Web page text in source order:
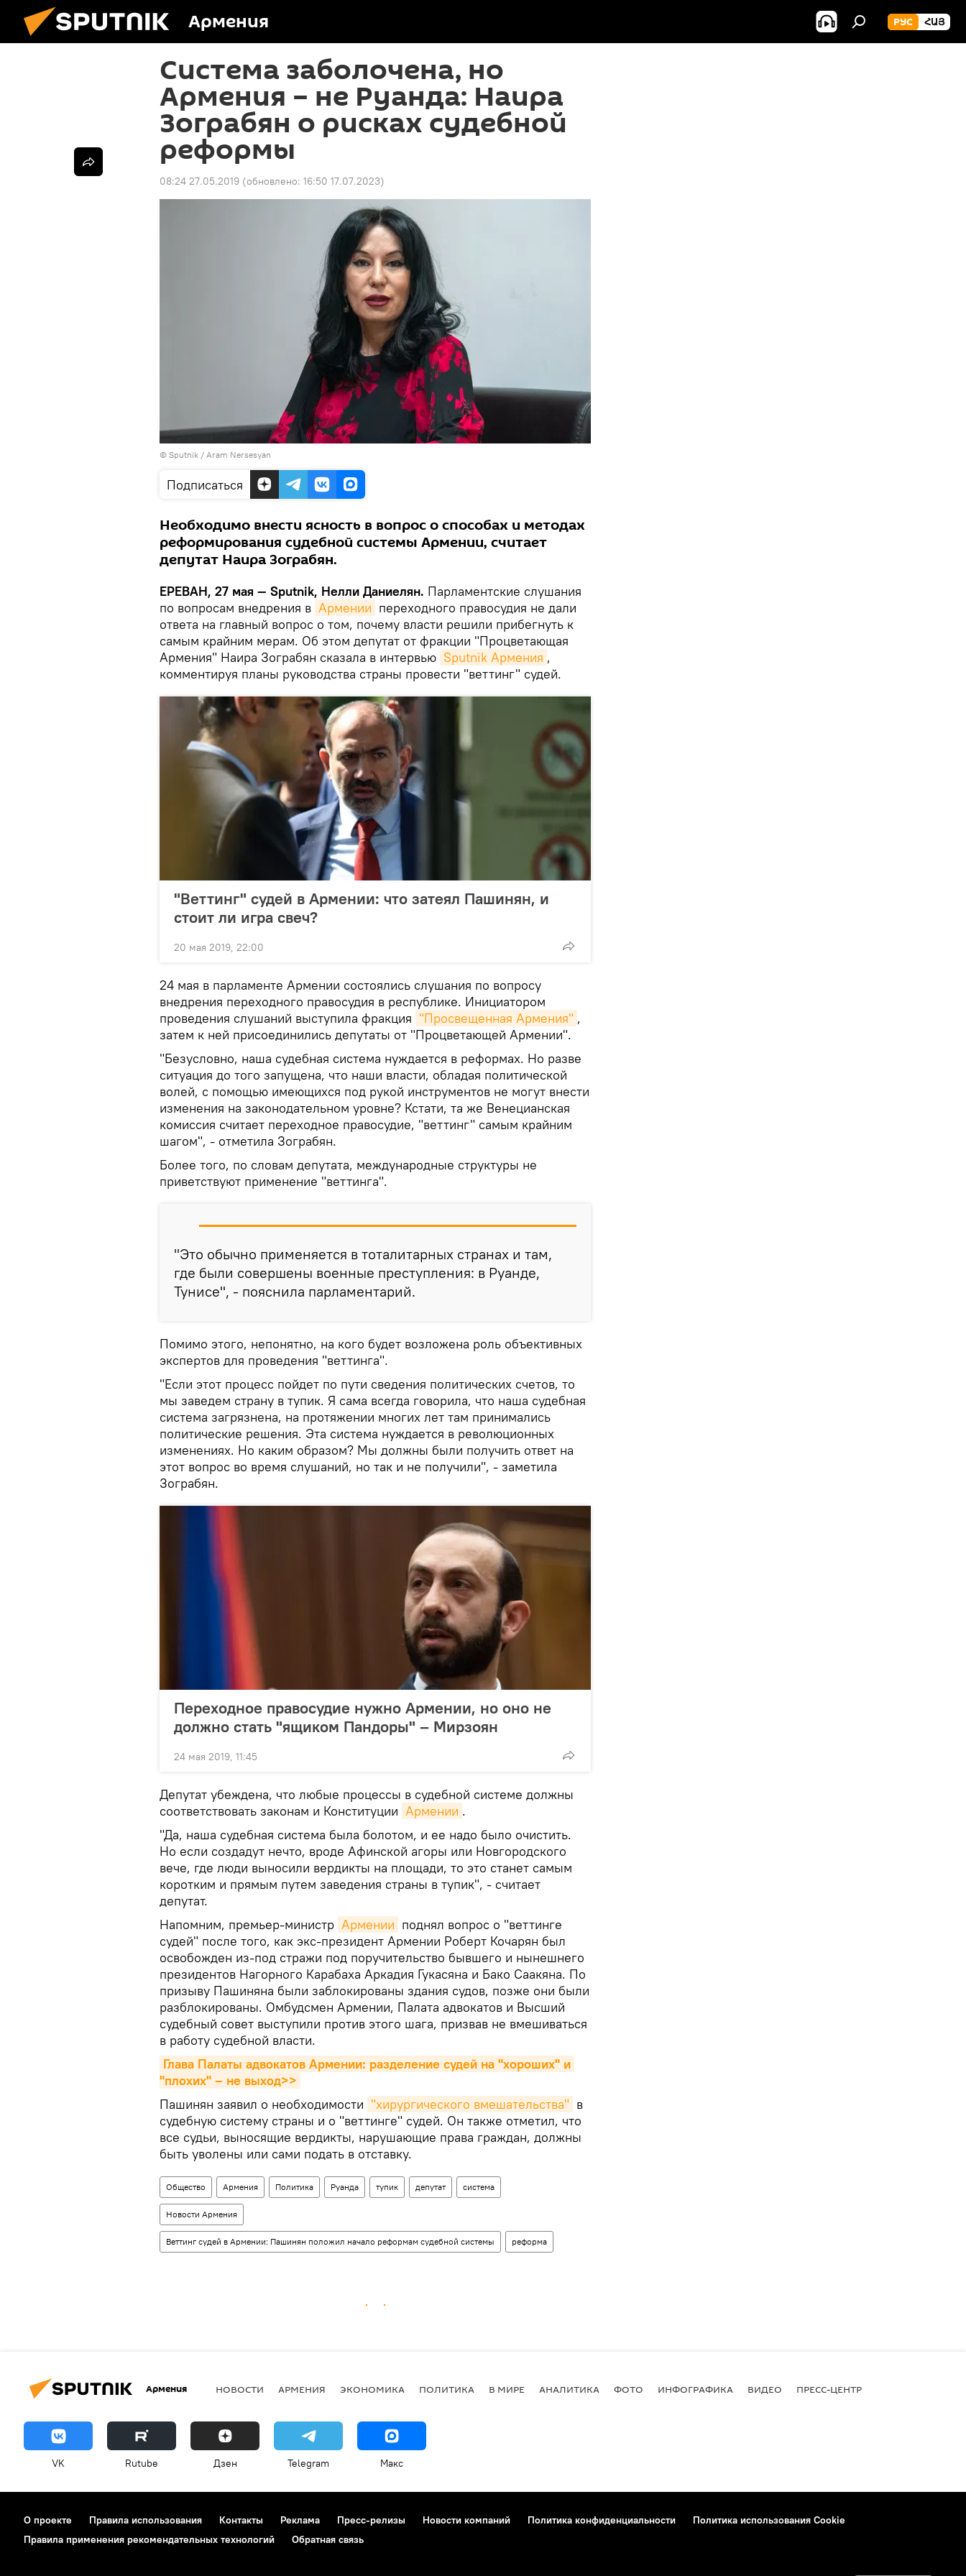
Армения РУС ՀԱՅ
Система заболочена, но
Армения – не Руанда: Наира
Зограбян о рисках судебной
реформы
08:24 27.05.2019 (обновлено: 16:50 17.07.2023)
© Sputnik / Aram Nersesyan
Подписаться
Необходимо внести ясность в вопрос о способах и методах
реформирования судебной системы Армении, считает
депутат Наира Зограбян.
ЕРЕВАН, 27 мая — Sputnik, Нелли Даниелян. Парламентские слушания
по вопросам внедрения в Армении переходного правосудия не дали
ответа на главный вопрос о том, почему власти решили прибегнуть к
самым крайним мерам. Об этом депутат от фракции "Процветающая
Армения" Наира Зограбян сказала в интервью Sputnik Армения ,
комментируя планы руководства страны провести "веттинг" судей.
"Веттинг" судей в Армении: что затеял Пашинян, и
стоит ли игра свеч?
20 мая 2019, 22:00
24 мая в парламенте Армении состоялись слушания по вопросу
внедрения переходного правосудия в республике. Инициатором
проведения слушаний выступила фракция "Просвещенная Армения" ,
затем к ней присоединились депутаты от "Процветающей Армении".
"Безусловно, наша судебная система нуждается в реформах. Но разве
ситуация до того запущена, что наши власти, обладая политической
волей, с помощью имеющихся под рукой инструментов не могут внести
изменения на законодательном уровне? Кстати, та же Венецианская
комиссия считает переходное правосудие, "веттинг" самым крайним
шагом", - отметила Зограбян.
Более того, по словам депутата, международные структуры не
приветствуют применение "веттинга".
"Это обычно применяется в тоталитарных странах и там,
где были совершены военные преступления: в Руанде,
Тунисе", - пояснила парламентарий.
Помимо этого, непонятно, на кого будет возложена роль объективных
экспертов для проведения "веттинга".
"Если этот процесс пойдет по пути сведения политических счетов, то
мы заведем страну в тупик. Я сама всегда говорила, что наша судебная
система загрязнена, на протяжении многих лет там принимались
политические решения. Эта система нуждается в революционных
изменениях. Но каким образом? Мы должны были получить ответ на
этот вопрос во время слушаний, но так и не получили", - заметила
Зограбян.
Переходное правосудие нужно Армении, но оно не
должно стать "ящиком Пандоры" – Мирзоян
24 мая 2019, 11:45
Депутат убеждена, что любые процессы в судебной системе должны
соответствовать законам и Конституции Армении .
"Да, наша судебная система была болотом, и ее надо было очистить.
Но если создадут нечто, вроде Афинской агоры или Новгородского
вече, где люди выносили вердикты на площади, то это станет самым
коротким и прямым путем заведения страны в тупик", - считает
депутат.
Напомним, премьер-министр Армении поднял вопрос о "веттинге
судей" после того, как экс-президент Армении Роберт Кочарян был
освобожден из-под стражи под поручительство бывшего и нынешнего
президентов Нагорного Карабаха Аркадия Гукасяна и Бако Саакяна. По
призыву Пашиняна были заблокированы здания судов, позже они были
разблокированы. Омбудсмен Армении, Палата адвокатов и Высший
судебный совет выступили против этого шага, призвав не вмешиваться
в работу судебной власти.
Глава Палаты адвокатов Армении: разделение судей на "хороших" и
"плохих" – не выход>>
Пашинян заявил о необходимости "хирургического вмешательства" в
судебную систему страны и о "веттинге" судей. Он также отметил, что
все судьи, выносящие вердикты, нарушающие права граждан, должны
быть уволены или сами подать в отставку.
Общество Армения Политика Руанда тупик депутат система
Новости Армения
Веттинг судей в Армении: Пашинян положил начало реформам судебной системы реформа
Армения НОВОСТИ АРМЕНИЯ ЭКОНОМИКА ПОЛИТИКА В МИРЕ АНАЛИТИКА ФОТО ИНФОГРАФИКА ВИДЕО ПРЕСС-ЦЕНТР
VK Rutube Дзен Telegram Макс
О проекте Правила использования Контакты Реклама Пресс-релизы Новости компаний Политика конфиденциальности
Политика использования Cookie
Правила применения рекомендательных технологий
Обратная связь